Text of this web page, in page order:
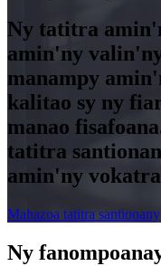
Ny tatitra
amin'ny
manampy
kalitao sy ny
manao
tatitra
amin'ny
Mahazoa tatitra santionany
Ny